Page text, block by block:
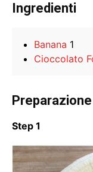
Ingredienti
Banana 1
Cioccolato
Preparazione
Step 1